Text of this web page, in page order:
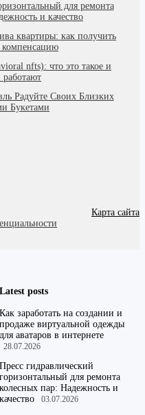
для ремонта
и качество
квартиры: как получить
компенсацию
nfts): что это такое и
работают
Радуйте Своих Близких
Букетами
Карта сайта
Latest posts
Как заработать на создании и
продаже виртуальной одежды
для аватаров в интернете
28.07.2026
Пресс гидравлический
горизонтальный для ремонта
колесных пар: Надежность и
качество
03.07.2026